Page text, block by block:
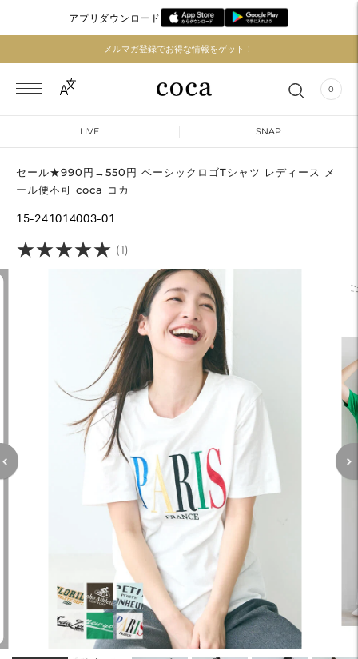
アプリダウンロード
メルマガ登録でお得な情報をゲット！
0
LIVE SNAP
セール★990円→550円 ベーシックロゴTシャツ レディース メ
ール便不可 coca コカ
15-241014003-01
★★★★★
★★★★★ (1)